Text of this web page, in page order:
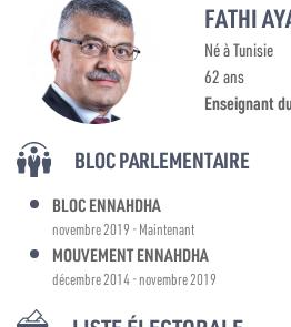
FATHI
Né à Tunisie
62 ans
Enseignant
BLOC PARLEMENTAIRE
BLOC ENNAHDHA
novembre 2019 - Maintenant
MOUVEMENT ENNAHDHA
décembre 2014 - novembre 2019